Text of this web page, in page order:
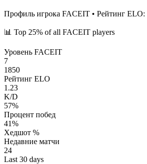
Профиль игрока FACEIT • Рейтинг ELO:
📊 Top 25% of all FACEIT players
Уровень FACEIT
7
1850
Рейтинг ELO
1.23
K/D
57%
Процент побед
41%
Хедшот %
Недавние матчи
24
Last 30 days